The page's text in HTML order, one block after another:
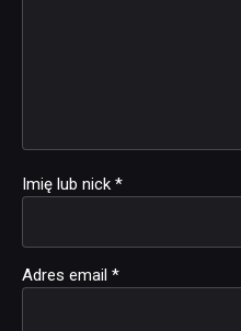
Imię lub nick *
Adres email *